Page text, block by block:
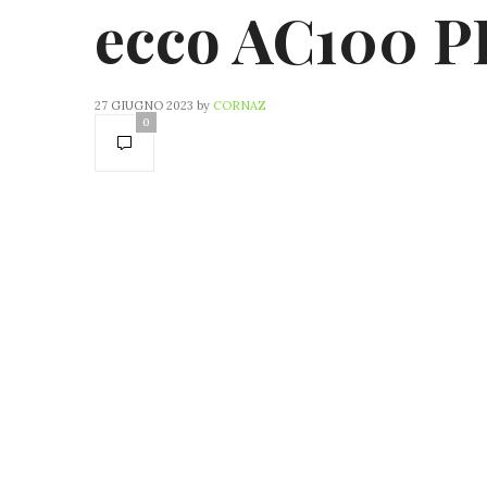
ecco AC100
27 GIUGNO 2023 by CORNAZ
0